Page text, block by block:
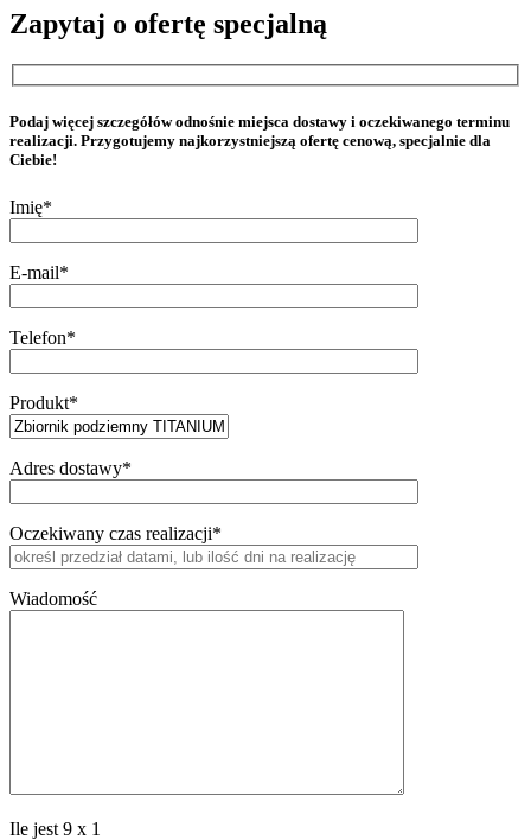
Zapytaj o ofertę specjalną
Podaj więcej szczegółów odnośnie miejsca dostawy i oczekiwanego terminu
realizacji. Przygotujemy najkorzystniejszą ofertę cenową, specjalnie dla
Ciebie!
Imię*
E-mail*
Telefon*
Produkt*
Adres dostawy*
Oczekiwany czas realizacji*
Wiadomość
Ile jest 9 x 1